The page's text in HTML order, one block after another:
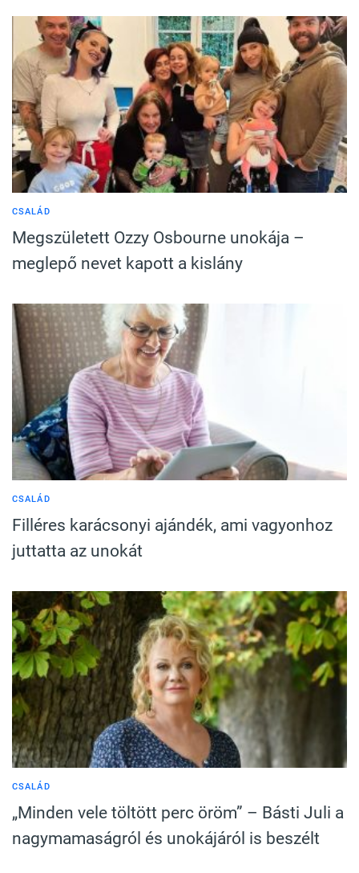
CSALÁD
Megszületett Ozzy Osbourne unokája –
meglepő nevet kapott a kislány
CSALÁD
Filléres karácsonyi ajándék, ami vagyonhoz
juttatta az unokát
CSALÁD
„Minden vele töltött perc öröm” – Básti Juli a
nagymamaságról és unokájáról is beszélt